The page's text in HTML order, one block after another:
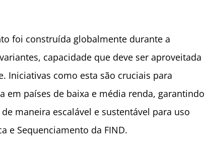
foi construída globalmente durante a
capacidade que deve ser aproveitada
Iniciativas como esta são cruciais para
em países de baixa e média renda, garantindo
maneira escalável e sustentável para uso
e Sequenciamento da FIND.